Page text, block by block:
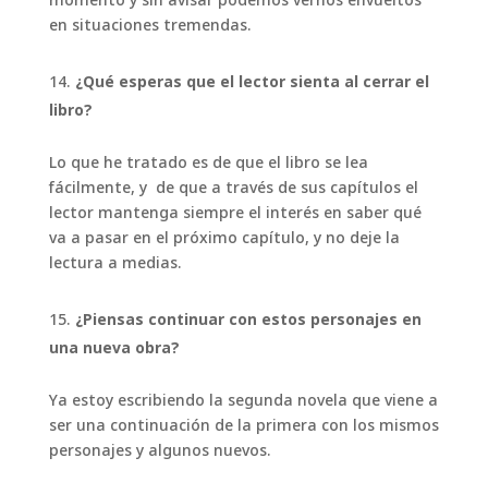
en situaciones tremendas.
¿Qué esperas que el lector sienta al cerrar el
libro?
Lo que he tratado es de que el libro se lea
fácilmente, y de que a través de sus capítulos el
lector mantenga siempre el interés en saber qué
va a pasar en el próximo capítulo, y no deje la
lectura a medias.
¿Piensas continuar con estos personajes en
una nueva obra?
Ya estoy escribiendo la segunda novela que viene a
ser una continuación de la primera con los mismos
personajes y algunos nuevos.